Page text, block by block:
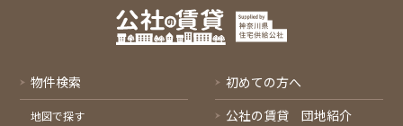
物件検索
地図で探す
初めての方へ
公社の賃貸 団地紹介